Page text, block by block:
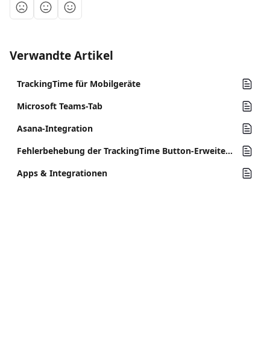
Verwandte Artikel
TrackingTime für Mobilgeräte
Microsoft Teams-Tab
Asana-Integration
Fehlerbehebung der TrackingTime Button-Erweiterung
​Apps & Integrationen